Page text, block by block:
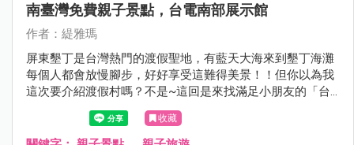
南臺灣免費親子景點，台電南部展示館
作者：緹雅瑪
屏東墾丁是台灣熱門的渡假聖地，有藍天大海來到墾丁海灘
每個人都會放慢腳步，好好享受這難得美景！！但你以為我
這次要介紹渡假村嗎？不是~這回是來找滿足小朋友的「台
電南部展示館」，來玩挑高2層樓旋轉滑梯，順便長知
收藏